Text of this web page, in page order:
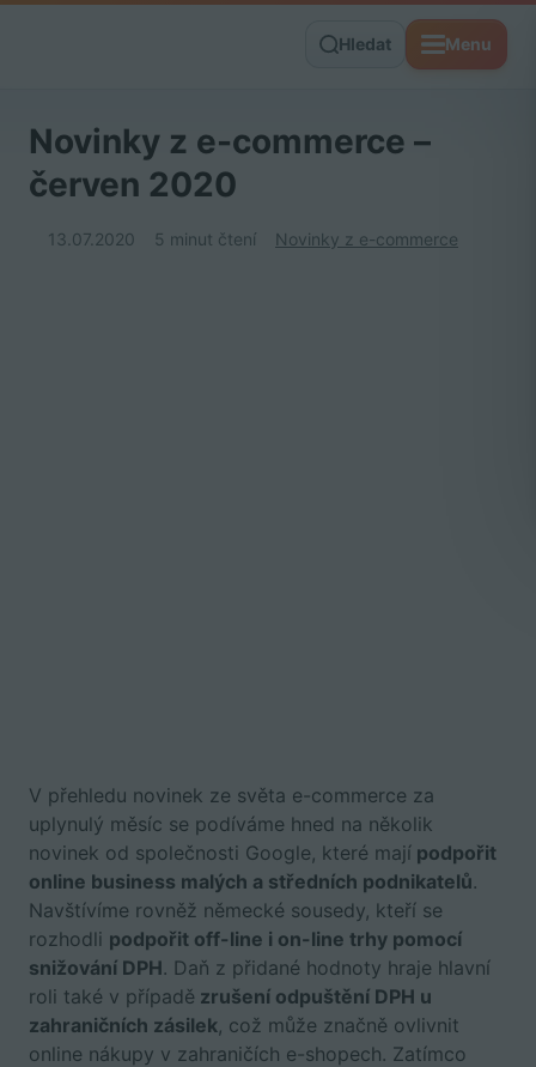
Hledat Menu
Novinky z e-commerce –
červen 2020
13.07.2020 5 minut čtení Novinky z e-commerce
V přehledu novinek ze světa e-commerce za
uplynulý měsíc se podíváme hned na několik
novinek od společnosti Google, které mají podpořit
online business malých a středních podnikatelů.
Navštívíme rovněž německé sousedy, kteří se
rozhodli podpořit off-line i on-line trhy pomocí
snižování DPH. Daň z přidané hodnoty hraje hlavní
roli také v případě zrušení odpuštění DPH u
zahraničních zásilek, což může značně ovlivnit
online nákupy v zahraničích e-shopech. Zatímco